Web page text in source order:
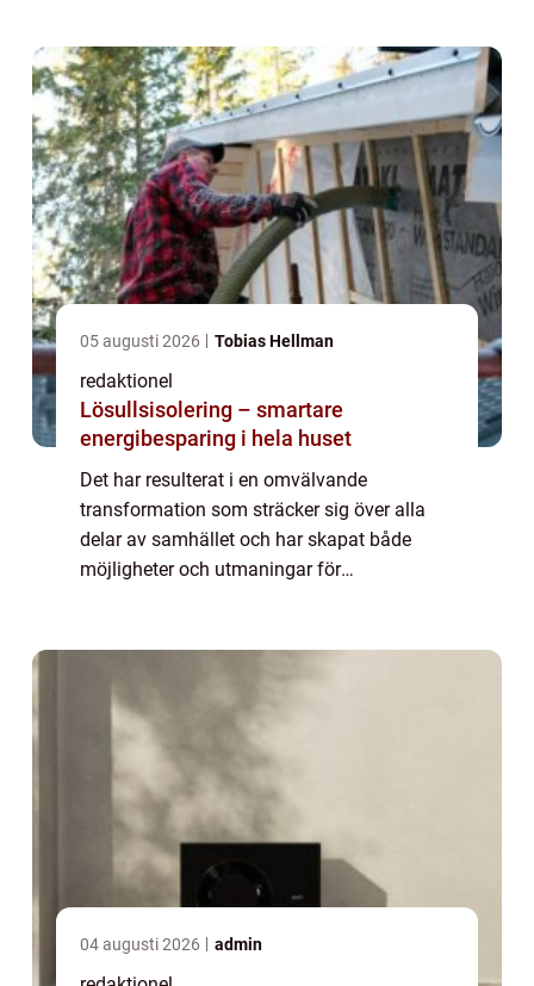
analoga processer ...
05 augusti 2026 Tobias Hellman
redaktionel
Lösullsisolering – smartare
energibesparing i hela huset
Det har resulterat i en omvälvande
transformation som sträcker sig över alla
delar av samhället och har skapat både
möjligheter och utmaningar för
04 augusti 2026 admin